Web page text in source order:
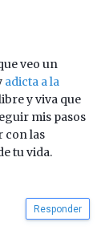
veo un
adicta a la
y viva que
mis pasos
con las
tu vida.
Responder